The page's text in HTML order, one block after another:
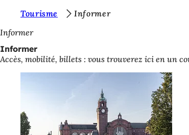
Accéder au contenu
o
u
s
Tourisme
Informer
Informer
Informer
Accès, mobilité, billets : vous trouverez ici en un